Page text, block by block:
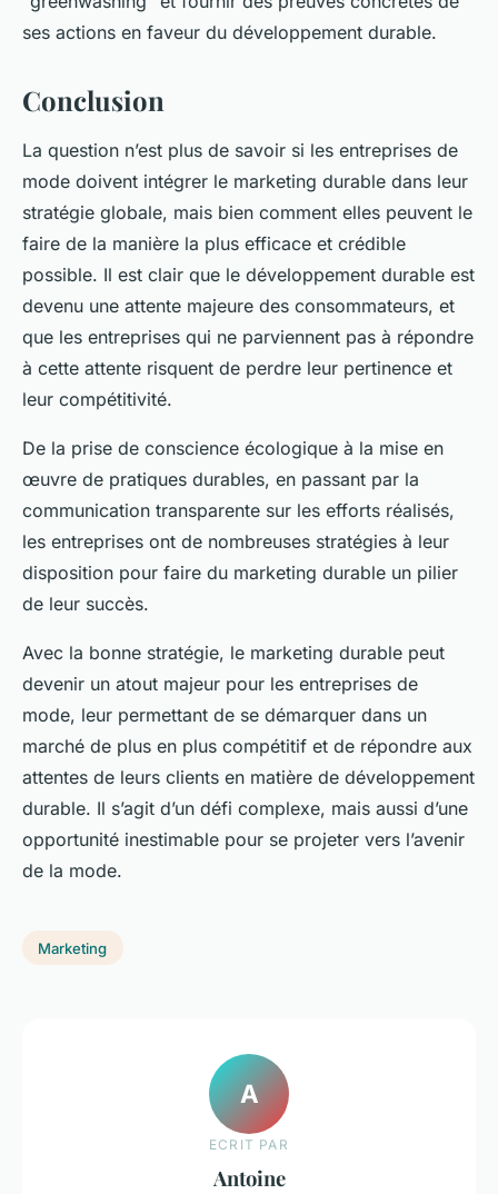
ses actions en faveur du développement durable.
Conclusion
La question n’est plus de savoir si les entreprises de
mode doivent intégrer le marketing durable dans leur
stratégie globale, mais bien comment elles peuvent le
faire de la manière la plus efficace et crédible
possible. Il est clair que le développement durable est
devenu une attente majeure des consommateurs, et
que les entreprises qui ne parviennent pas à répondre
à cette attente risquent de perdre leur pertinence et
leur compétitivité.
De la prise de conscience écologique à la mise en
œuvre de pratiques durables, en passant par la
communication transparente sur les efforts réalisés,
les entreprises ont de nombreuses stratégies à leur
disposition pour faire du marketing durable un pilier
de leur succès.
Avec la bonne stratégie, le marketing durable peut
devenir un atout majeur pour les entreprises de
mode, leur permettant de se démarquer dans un
marché de plus en plus compétitif et de répondre aux
attentes de leurs clients en matière de développement
durable. Il s’agit d’un défi complexe, mais aussi d’une
opportunité inestimable pour se projeter vers l’avenir
de la mode.
Marketing
A
ECRIT PAR
Antoine